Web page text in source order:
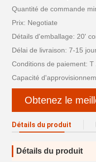
Quantité de commande
Prix: Negotiate
Détails d'emballage: 20'
Délai de livraison: 7-15
Conditions de paiement: T
Capacité
Obtenez le
Détails du produit
Détails du produit